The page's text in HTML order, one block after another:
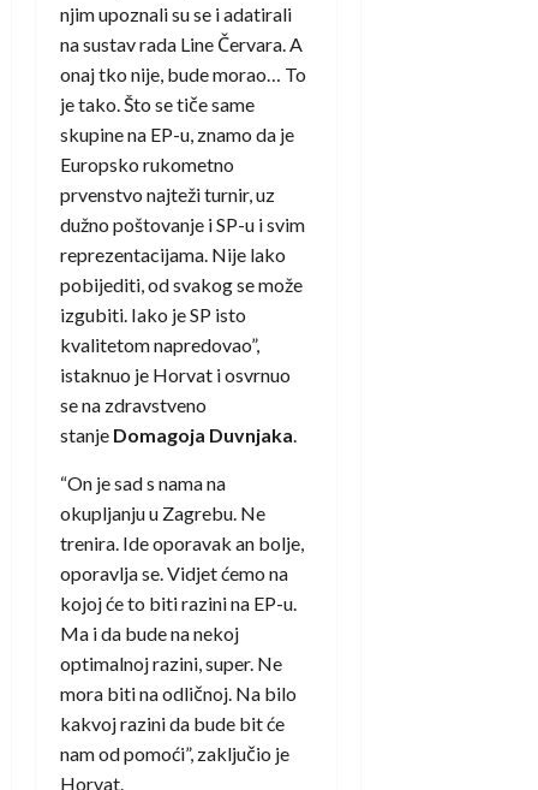
njim upoznali su se i adatirali
na sustav rada Line Červara. A
onaj tko nije, bude morao… To
je tako. Što se tiče same
skupine na EP-u, znamo da je
Europsko rukometno
prvenstvo najteži turnir, uz
dužno poštovanje i SP-u i svim
reprezentacijama. Nije lako
pobijediti, od svakog se može
izgubiti. Iako je SP isto
kvalitetom napredovao”,
istaknuo je Horvat i osvrnuo
se na zdravstveno
stanje Domagoja Duvnjaka.
“On je sad s nama na
okupljanju u Zagrebu. Ne
trenira. Ide oporavak an bolje,
oporavlja se. Vidjet ćemo na
kojoj će to biti razini na EP-u.
Ma i da bude na nekoj
optimalnoj razini, super. Ne
mora biti na odličnoj. Na bilo
kakvoj razini da bude bit će
nam od pomoći”, zaključio je
Horvat.